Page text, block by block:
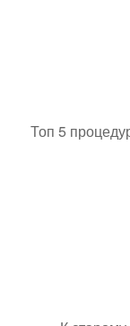
Топ 5